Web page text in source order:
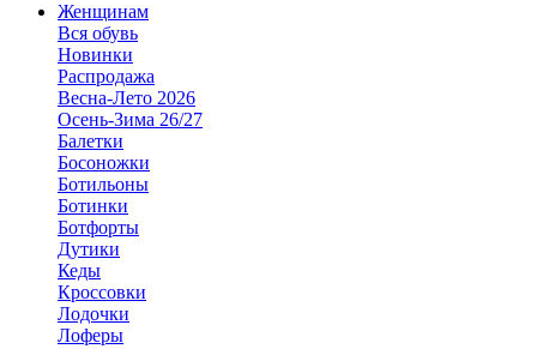
Женщинам
Вся обувь
Новинки
Распродажа
Весна-Лето 2026
Осень-Зима 26/27
Балетки
Босоножки
Ботильоны
Ботинки
Ботфорты
Дутики
Кеды
Кроссовки
Лодочки
Лоферы